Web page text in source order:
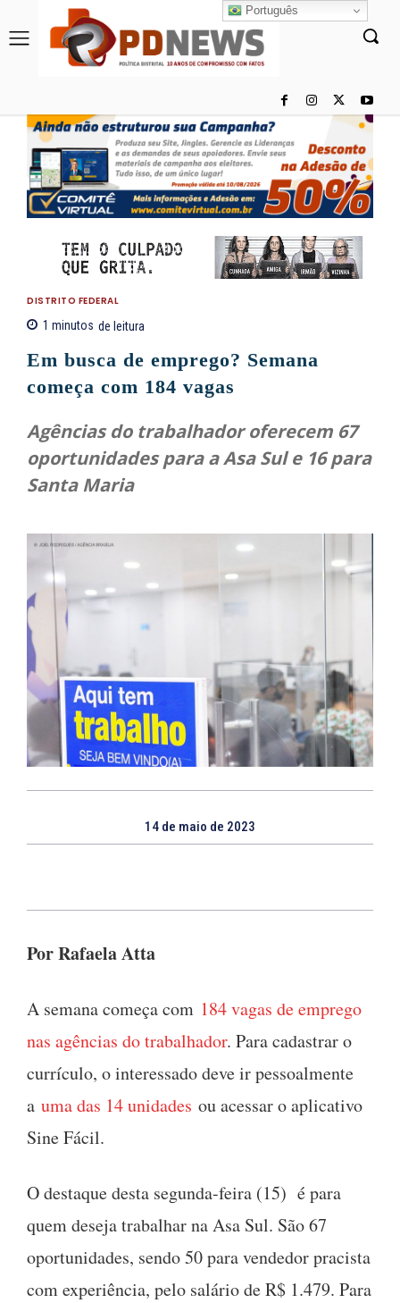
DISTRITO FEDERAL
1 minutos de leitura
Em busca de emprego? Semana
começa com 184 vagas
Agências do trabalhador oferecem 67
oportunidades para a Asa Sul e 16 para
Santa Maria
14 de maio de 2023
Por Rafaela Atta
A semana começa com 184 vagas de emprego
nas agências do trabalhador. Para cadastrar o
currículo, o interessado deve ir pessoalmente
a uma das 14 unidades ou acessar o aplicativo
Sine Fácil.
O destaque desta segunda-feira (15) é para
quem deseja trabalhar na Asa Sul. São 67
oportunidades, sendo 50 para vendedor pracista
com experiência, pelo salário de R$ 1.479. Para
Português